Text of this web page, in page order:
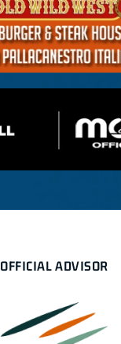
OFFICIAL ADVISOR